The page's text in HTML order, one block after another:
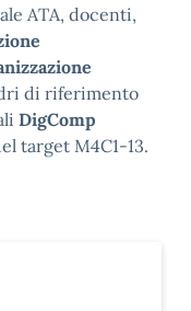
ATA, docenti,
di riferimento
DigComp
target M4C1-13.